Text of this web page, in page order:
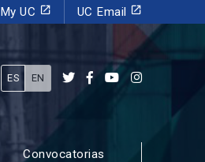
My UC launch UC Email launch
ES EN
Convocatorias